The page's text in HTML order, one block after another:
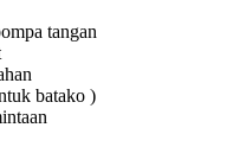
tangan
batako )